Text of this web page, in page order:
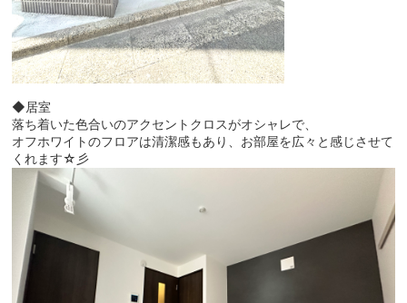
◆居室
落ち着いた色合いのアクセントクロスがオシャレで、
オフホワイトのフロアは清潔感もあり、お部屋を広々と感じさせて
くれます☆彡